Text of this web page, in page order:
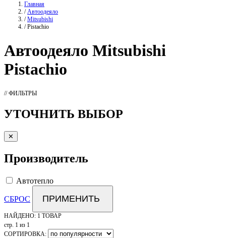
Главная
/ Автоодеяло
/ Mitsubishi
/ Pistachio
Автоодеяло Mitsubishi
Pistachio
// ФИЛЬТРЫ
УТОЧНИТЬ ВЫБОР
✕
Производитель
Автотепло
СБРОС ПРИМЕНИТЬ
НАЙДЕНО: 1 ТОВАР
стр. 1 из 1
СОРТИРОВКА: